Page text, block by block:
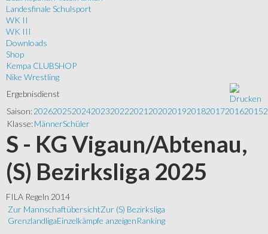
Landesfinale Schulsport
WK II
WK III
Downloads
Shop
Kempa CLUBSHOP
Nike Wrestling
Ergebnisdienst
Saison:202620252024202320222021 202020192018201720162015
Klasse:MännerSchüler
S - KG Vigaun/Abtenau,
(S) Bezirksliga 2025
FILA Regeln 2014
Zur MannschaftübersichtZur (S) Bezirksliga
GrenzlandligaEinzelkämpfe anzeigenRanking